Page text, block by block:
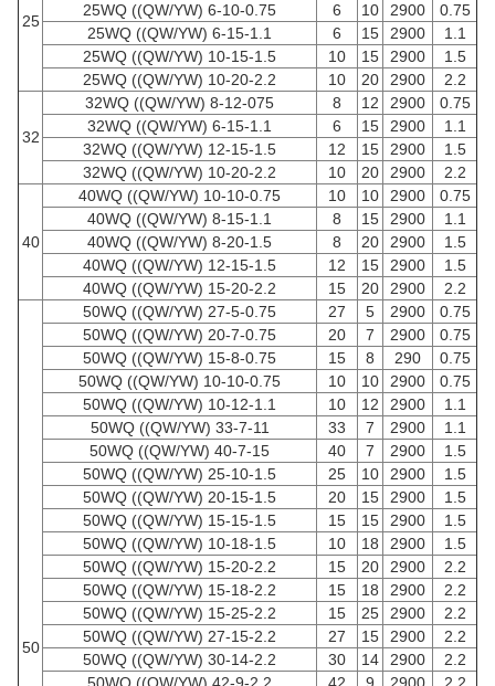
25
25WQ ((QW/YW) 6-10-0.75
6 10 2900
0.75
25WQ ((QW/YW) 6-15-1.1
6 15 2900
1.1
25WQ ((QW/YW) 10-15-1.5
10 15 2900
1.5
25WQ ((QW/YW) 10-20-2.2
10 20 2900 2.2
32
32WQ ((QW/YW) 8-12-075 8 12 2900
0.75
32WQ ((QW/YW) 6-15-1.1
6 15 2900
1.1
32WQ ((QW/YW) 12-15-1.5
12 15 2900
1.5
32WQ ((QW/YW) 10-20-2.2
10 20 2900 2.2
40
40WQ ((QW/YW) 10-10-0.75 10 10 2900
0.75
40WQ ((QW/YW) 8-15-1.1
8 15 2900
1.1
40WQ ((QW/YW) 8-20-1.5
8 20 2900
1.5
40WQ ((QW/YW) 12-15-1.5
12 15 2900
1.5
40WQ ((QW/YW) 15-20-2.2
15 20 2900 2.2
50
50WQ ((QW/YW) 27-5-0.75 27 5 2900
0.75
50WQ ((QW/YW) 20-7-0.75
20 7 2900
0.75
50WQ ((QW/YW) 15-8-0.75
15 8 290
0.75
50WQ ((QW/YW) 10-10-0.75
10 10 2900
0.75
50WQ ((QW/YW) 10-12-1.1
10 12 2900
1.1
50WQ ((QW/YW) 33-7-11
33 7 2900
1.1
50WQ ((QW/YW) 40-7-15
40 7 2900
1.5
50WQ ((QW/YW) 25-10-1.5
25 10 2900
1.5
50WQ ((QW/YW) 20-15-1.5
20 15 2900
1.5
50WQ ((QW/YW) 15-15-1.5
15 15 2900
1.5
50WQ ((QW/YW) 10-18-1.5
10 18 2900
1.5
50WQ ((QW/YW) 15-20-2.2
15 20 2900
2.2
50WQ ((QW/YW) 15-18-2.2
15 18 2900
2.2
50WQ ((QW/YW) 15-25-2.2
15 25 2900
2.2
50WQ ((QW/YW) 27-15-2.2
27 15 2900
2.2
50WQ ((QW/YW) 30-14-2.2
30 14 2900
2.2